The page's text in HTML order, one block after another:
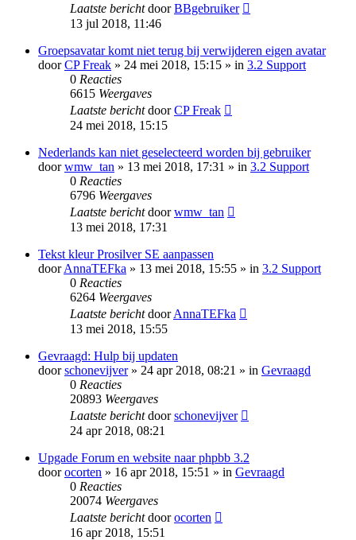
Laatste berichtdoorBBgebruiker
13 jul 2018, 11:46
Groepsavatar komt niet terug bij verwijderen eigen avatar
doorCP Freak » 24 mei 2018, 15:15 » in 3.2 Support
0 Reacties
6615 Weergaves
Laatste berichtdoorCP Freak
24 mei 2018, 15:15
Nederlands kan niet geselecteerd worden bij gebruiker
doorwmw_tan » 13 mei 2018, 17:31 » in 3.2 Support
0 Reacties
6796 Weergaves
Laatste berichtdoorwmw_tan
13 mei 2018, 17:31
Tekst kleur Prosilver SE aanpassen
doorAnnaTEFka » 13 mei 2018, 15:55 » in 3.2 Support
0 Reacties
6264 Weergaves
Laatste berichtdoorAnnaTEFka
13 mei 2018, 15:55
Gevraagd: Hulp bij updaten
doorschonevijver» 24 apr 2018, 08:21 » in Gevraagd
0 Reacties
20893 Weergaves
Laatste berichtdoorschonevijver
24 apr 2018, 08:21
Upgade Forum en website naar phpbb 3.2
doorocorten » 16 apr 2018, 15:51 » in Gevraagd
0 Reacties
20074 Weergaves
Laatste berichtdoorocorten
16 apr 2018, 15:51